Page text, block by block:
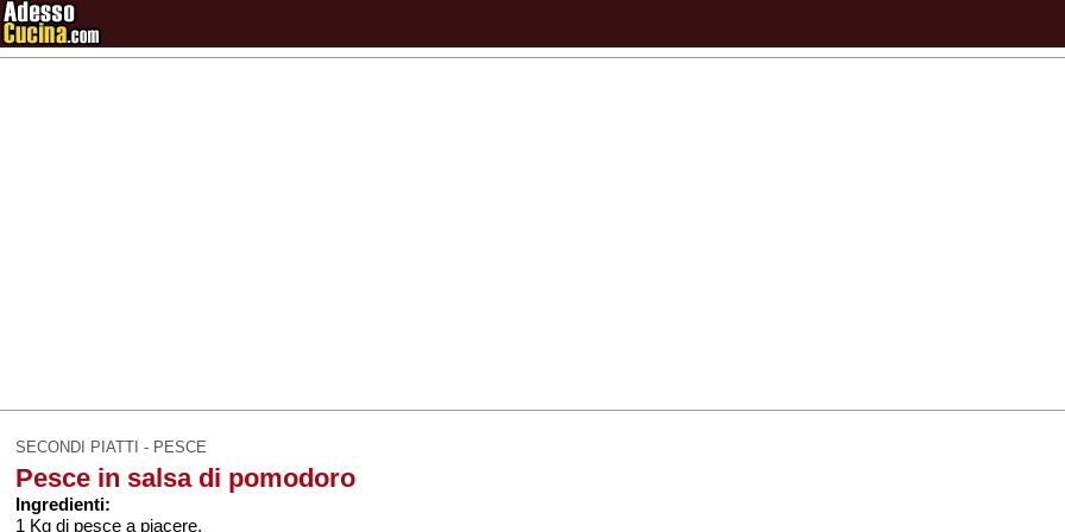
SECONDI PIATTI - PESCE
Pesce in salsa di pomodoro
Ingredienti:
1 Kg di pesce a piacere,